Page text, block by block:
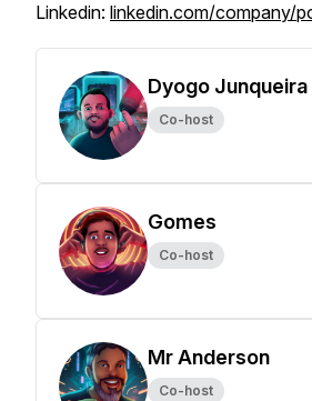
Linkedin: linkedin.com/company/
Dyogo Junqueira
Co-host
Gomes
Co-host
Mr Anderson
Co-host